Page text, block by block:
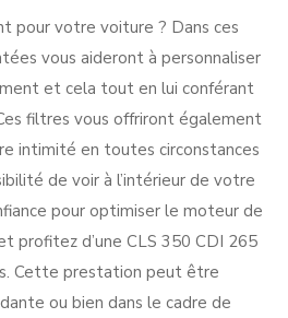
pour votre voiture ? Dans ces
vous aideront à personnaliser
et cela tout en lui conférant
filtres vous offriront également
intimité en toutes circonstances
de voir à l’intérieur de votre
pour optimiser le moteur de
profitez d’une CLS 350 CDI 265
Cette prestation peut être
ou bien dans le cadre de